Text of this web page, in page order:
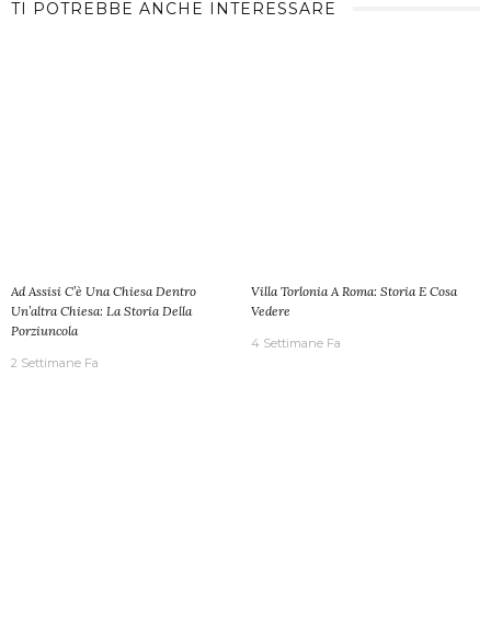
TI POTREBBE ANCHE INTERESSARE
Ad Assisi C’è Una Chiesa Dentro
Un’altra Chiesa: La Storia Della
Porziuncola
2 Settimane Fa
Villa Torlonia A Roma: Storia E Cosa
Vedere
4 Settimane Fa